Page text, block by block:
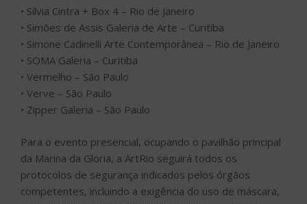
protocolos de segurança indicados pelos órgãos
competentes, incluindo a exigência do uso de máscara,
a disponibilização de álcool gel e o distanciamento
social. O número de visitantes também será limitado,
com indicação de horário de entrada e tempo de
permanência.
Um edifício construído a base de containers, que
abrigará uma intensa programação de arte durante a
ArtRio 2021. Assim será oVaranda ArtRio, que ficará